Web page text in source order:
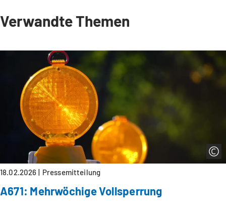
Verwandte Themen
18.02.2026 Pressemitteilung
A671: Mehrwöchige Vollsperrung